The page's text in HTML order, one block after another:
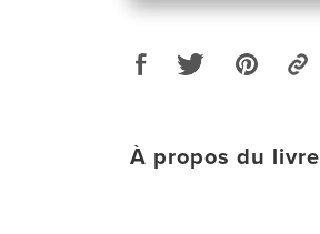
À propos du livre